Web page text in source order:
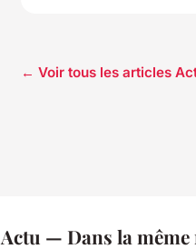
← Voir tous les articles
Actu — Dans la